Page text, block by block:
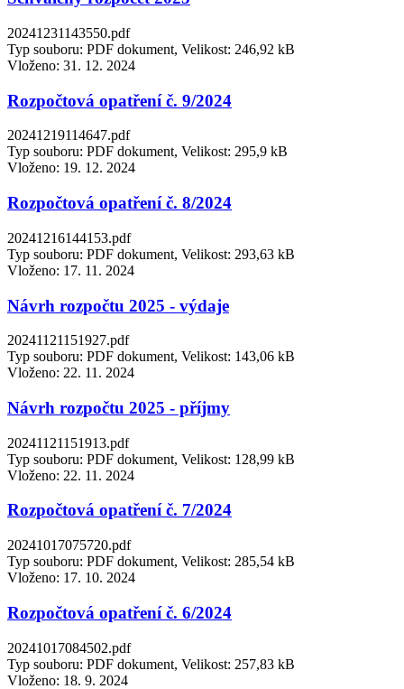
20241231143550.pdf
Typ souboru: PDF dokument, Velikost: 246,92 kB
Vloženo: 31. 12. 2024
Rozpočtová opatření č. 9/2024
20241219114647.pdf
Typ souboru: PDF dokument, Velikost: 295,9 kB
Vloženo: 19. 12. 2024
Rozpočtová opatření č. 8/2024
20241216144153.pdf
Typ souboru: PDF dokument, Velikost: 293,63 kB
Vloženo: 17. 11. 2024
Návrh rozpočtu 2025 - výdaje
20241121151927.pdf
Typ souboru: PDF dokument, Velikost: 143,06 kB
Vloženo: 22. 11. 2024
Návrh rozpočtu 2025 - příjmy
20241121151913.pdf
Typ souboru: PDF dokument, Velikost: 128,99 kB
Vloženo: 22. 11. 2024
Rozpočtová opatření č. 7/2024
20241017075720.pdf
Typ souboru: PDF dokument, Velikost: 285,54 kB
Vloženo: 17. 10. 2024
Rozpočtová opatření č. 6/2024
20241017084502.pdf
Typ souboru: PDF dokument, Velikost: 257,83 kB
Vloženo: 18. 9. 2024